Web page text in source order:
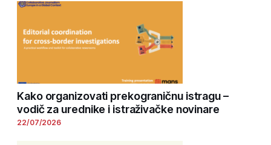
Kako organizovati prekograničnu istragu –
vodič za urednike i istraživačke novinare
22/07/2026